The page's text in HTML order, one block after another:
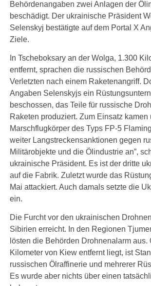
Behördenangaben zwei Anlagen der
beschädigt. Der ukrainische Präsident
Selenskyj bestätigte auf dem Portal X
Ziele.
In Tscheboksary an der Wolga, 1.300
entfernt, sprachen die russischen
Verletzten nach einem Raketenangriff.
Angaben Selenskyjs ein
beschossen, das Teile für russische
Raketen produziert. Zum Einsatz kamen
Marschflugkörper des Typs FP-5
weiter Langstreckensanktionen gegen
Militärobjekte und die Ölindustrie an”,
ukrainische Präsident. Es ist der dritte
auf die Fabrik. Zuletzt wurde das
Mai attackiert. Auch damals setzte die
ein.
Die Furcht vor den ukrainischen
Sibirien erreicht. In den Regionen
lösten die Behörden Drohnenalarm aus.
Kilometer von Kiew entfernt liegt, ist
russischen Ölraffinerie und mehrerer
Es wurde aber nichts über einen